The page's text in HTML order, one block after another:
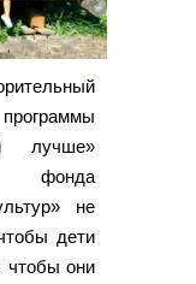
лучше»
фонда
не
дети
чтобы они